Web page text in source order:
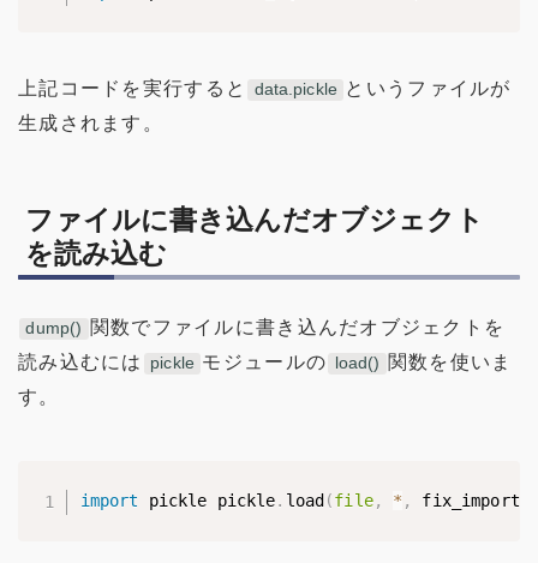
上記コードを実行すると data.pickle というファイルが
生成されます。
ファイルに書き込んだオブジェクト
を読み込む
dump() 関数でファイルに書き込んだオブジェクトを
読み込むには
pickle モジュールの load() 関数を使いま
す。
import pickle pickle. load (file, * , fix_imports